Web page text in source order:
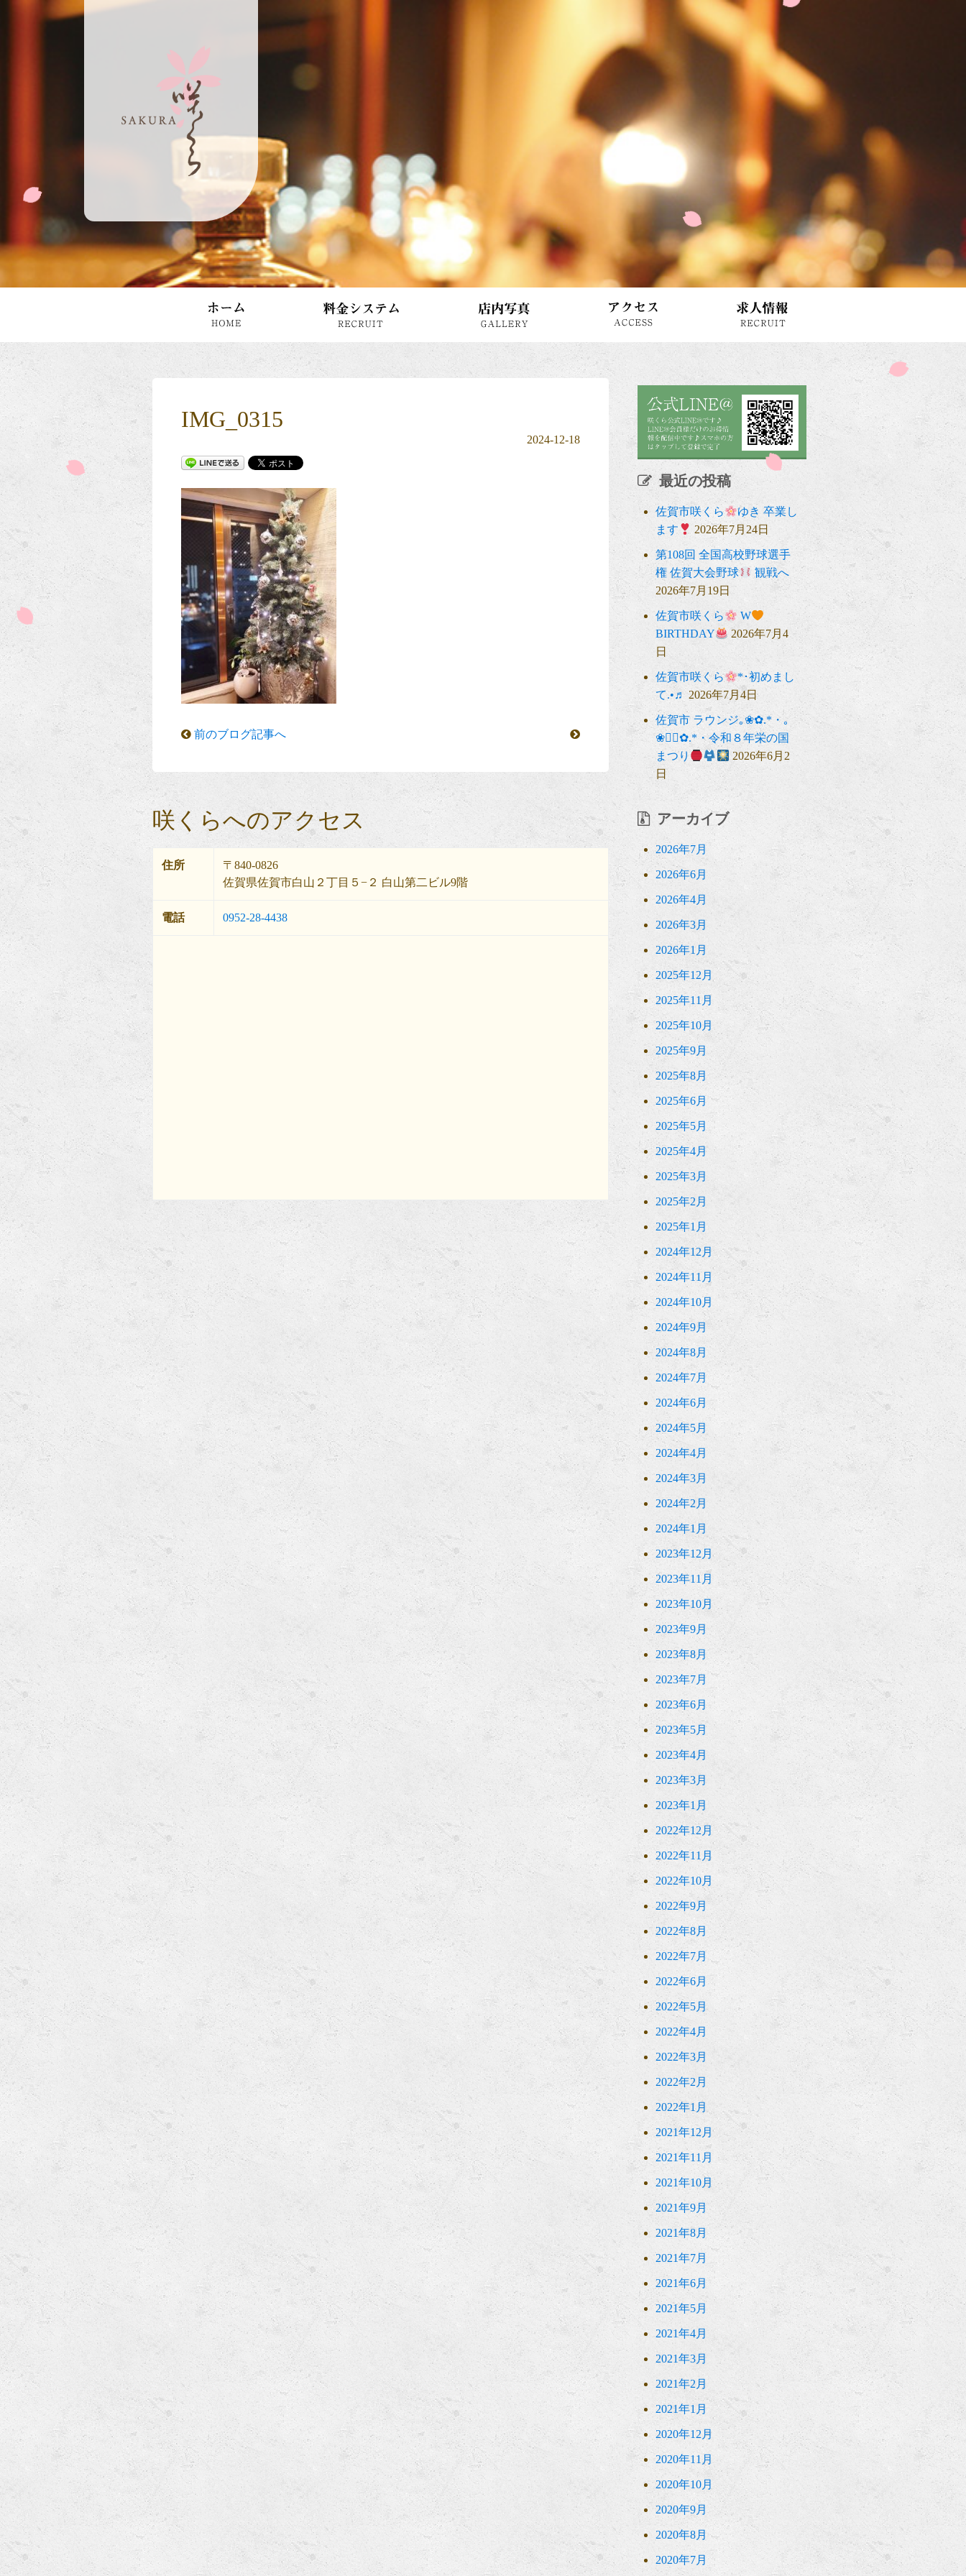
IMG_0315
2024-12-18
前のブログ記事へ
咲くらへのアクセス
住所
〒840-0826
佐賀県佐賀市白山２丁目５−２ 白山第二ビル9階
電話 0952-28-4438
最近の投稿
佐賀市咲くら
ゆき 卒業し
ます
2026年7月24日
第108回 全国高校野球選手
権 佐賀大会野球
観戦へ
2026年7月19日
佐賀市咲くら
W
BIRTHDAY
2026年7月4
日
佐賀市咲くら
*･初めまし
て.•♬ 2026年7月4日
佐賀市 ラウンジ｡❀✿.*・｡
❀❁⃘✿.*・令和８年栄の国
まつり
2026年6月2
日
アーカイブ
2026年7月
2026年6月
2026年4月
2026年3月
2026年1月
2025年12月
2025年11月
2025年10月
2025年9月
2025年8月
2025年6月
2025年5月
2025年4月
2025年3月
2025年2月
2025年1月
2024年12月
2024年11月
2024年10月
2024年9月
2024年8月
2024年7月
2024年6月
2024年5月
2024年4月
2024年3月
2024年2月
2024年1月
2023年12月
2023年11月
2023年10月
2023年9月
2023年8月
2023年7月
2023年6月
2023年5月
2023年4月
2023年3月
2023年1月
2022年12月
2022年11月
2022年10月
2022年9月
2022年8月
2022年7月
2022年6月
2022年5月
2022年4月
2022年3月
2022年2月
2022年1月
2021年12月
2021年11月
2021年10月
2021年9月
2021年8月
2021年7月
2021年6月
2021年5月
2021年4月
2021年3月
2021年2月
2021年1月
2020年12月
2020年11月
2020年10月
2020年9月
2020年8月
2020年7月